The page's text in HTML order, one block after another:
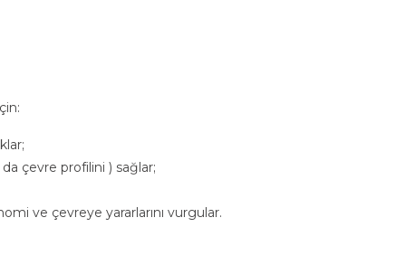
çevre profilini ) sağlar;
ve çevreye yararlarını vurgular.